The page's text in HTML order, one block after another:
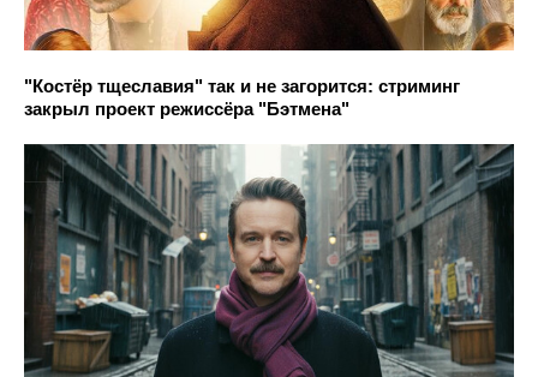
"Костёр тщеславия" так и не загорится: стриминг
закрыл проект режиссёра "Бэтмена"